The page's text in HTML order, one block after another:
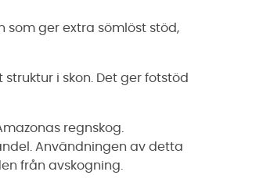
som ger extra sömlöst stöd,
i skon. Det ger fotstöd
regnskog.
Användningen av detta
från avskogning.